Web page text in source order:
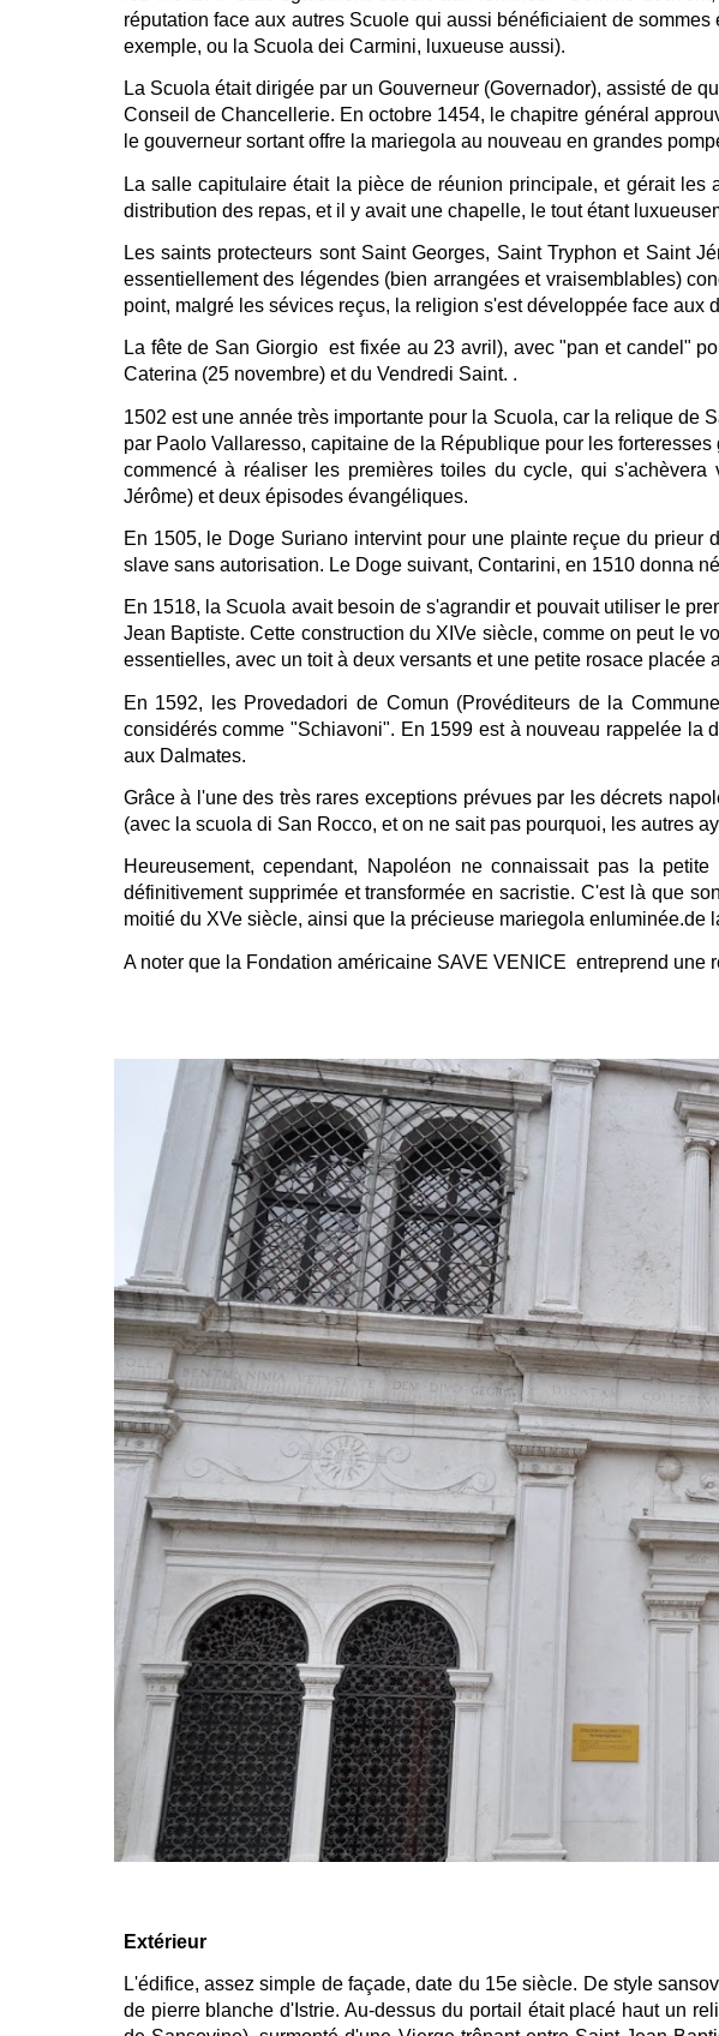
réputation face aux autres Scuole qui aussi bénéficiaient de
exemple, ou la Scuola dei Carmini, luxueuse aussi).
La Scuola était dirigée par un Gouverneur (Governador), assisté de
Conseil de Chancellerie. En octobre 1454, le chapitre général
le gouverneur sortant offre la mariegola au nouveau en grandes
La salle capitulaire était la pièce de réunion principale, et gérait
distribution des repas, et il y avait une chapelle, le tout étant
Les saints protecteurs sont Saint Georges, Saint Tryphon et Saint
essentiellement des légendes (bien arrangées et vraisemblables)
point, malgré les sévices reçus, la religion s'est développée face
La fête de San Giorgio est fixée au 23 avril), avec "pan et candel"
Caterina (25 novembre) et du Vendredi Saint. .
1502 est une année très importante pour la Scuola, car la relique de
par Paolo Vallaresso, capitaine de la République pour les
commencé à réaliser les premières toiles du cycle, qui
Jérôme) et deux épisodes évangéliques.
En 1505, le Doge Suriano intervint pour une plainte reçue du
slave sans autorisation. Le Doge suivant, Contarini, en 1510 donna
En 1518, la Scuola avait besoin de s'agrandir et pouvait utiliser le
Jean Baptiste. Cette construction du XIVe siècle, comme on peut le
essentielles, avec un toit à deux versants et une petite rosace placée
En 1592, les Provedadori de Comun (Provéditeurs de la
considérés comme "Schiavoni". En 1599 est à nouveau rappelée
aux Dalmates.
Grâce à l'une des très rares exceptions prévues par les décrets
(avec la scuola di San Rocco, et on ne sait pas pourquoi, les autres
Heureusement, cependant, Napoléon ne connaissait pas la
définitivement supprimée et transformée en sacristie. C'est là que
moitié du XVe siècle, ainsi que la précieuse mariegola enluminée.de
A noter que la Fondation américaine SAVE VENICE entreprend
Extérieur
L'édifice, assez simple de façade, date du 15e siècle. De style
de pierre blanche d'Istrie. Au-dessus du portail était placé haut un